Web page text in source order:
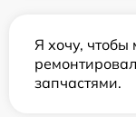
Я хочу, чтобы
запчастями.